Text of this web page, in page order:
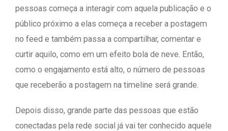
pessoas começa a interagir com aquela publicação e o
público próximo a elas começa a receber a postagem
no feed e também passa a compartilhar, comentar e
curtir aquilo, como em um efeito bola de neve. Então,
como o engajamento está alto, o número de pessoas
que receberão a postagem na timeline será grande.
Depois disso, grande parte das pessoas que estão
conectadas pela rede social já vai ter conhecido aquele